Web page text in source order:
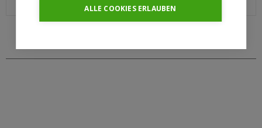
ALLE COOKIES ERLAUBEN